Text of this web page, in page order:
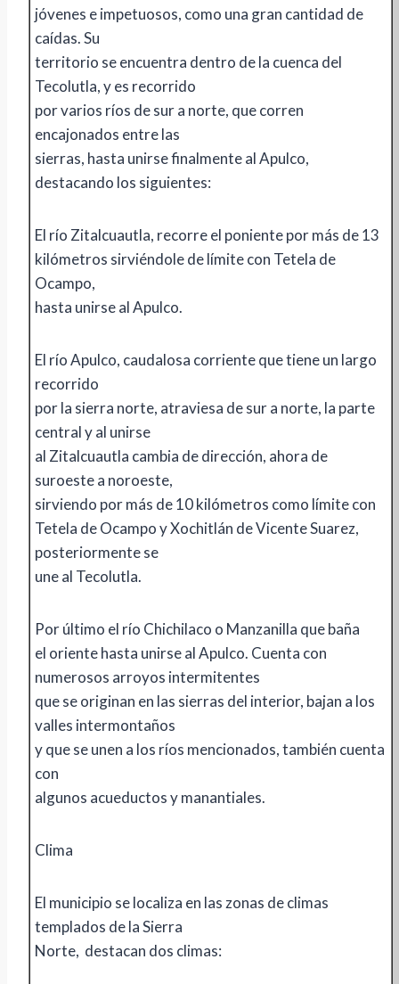
jóvenes e impetuosos, como una gran cantidad de
caídas. Su
territorio se encuentra dentro de la cuenca del
Tecolutla, y es recorrido
por varios ríos de sur a norte, que corren
encajonados entre las
sierras, hasta unirse finalmente al Apulco,
destacando los siguientes:
El río Zitalcuautla, recorre el poniente por más de 13
kilómetros sirviéndole de límite con Tetela de
Ocampo,
hasta unirse al Apulco.
El río Apulco, caudalosa corriente que tiene un largo
recorrido
por la sierra norte, atraviesa de sur a norte, la parte
central y al unirse
al Zitalcuautla cambia de dirección, ahora de
suroeste a noroeste,
sirviendo por más de 10 kilómetros como límite con
Tetela de Ocampo y Xochitlán de Vicente Suarez,
posteriormente se
une al Tecolutla.
Por último el río Chichilaco o Manzanilla que baña
el oriente hasta unirse al Apulco. Cuenta con
numerosos arroyos intermitentes
que se originan en las sierras del interior, bajan a los
valles intermontaños
y que se unen a los ríos mencionados, también cuenta
con
algunos acueductos y manantiales.
Clima
El municipio se localiza en las zonas de climas
templados de la Sierra
Norte, destacan dos climas: